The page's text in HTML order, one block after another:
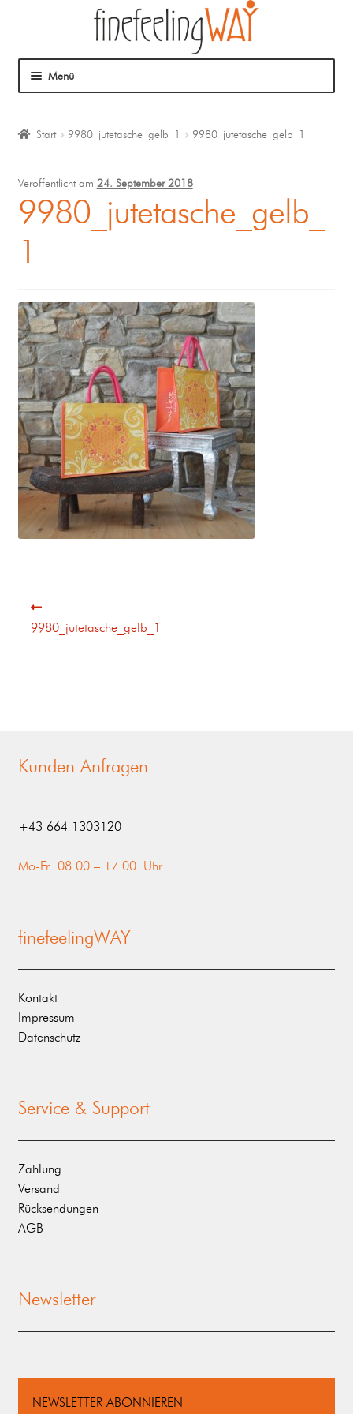
Menü
Coaching
Klangmassage
Start 9980_jutetasche_gelb_1 9980_jutetasche_gelb_1
Veröffentlicht am 24. September 2018
9980_jutetasche_gelb_
1
9980_jutetasche_gelb_1
Kunden Anfragen
‭+43 664 1303120‬
Mo-Fr: 08:00 – 17:00 Uhr
finefeelingWAY
Kontakt
Impressum
Datenschutz
Service & Support
Zahlung
Versand
Rücksendungen
AGB
Newsletter
NEWSLETTER ABONNIEREN